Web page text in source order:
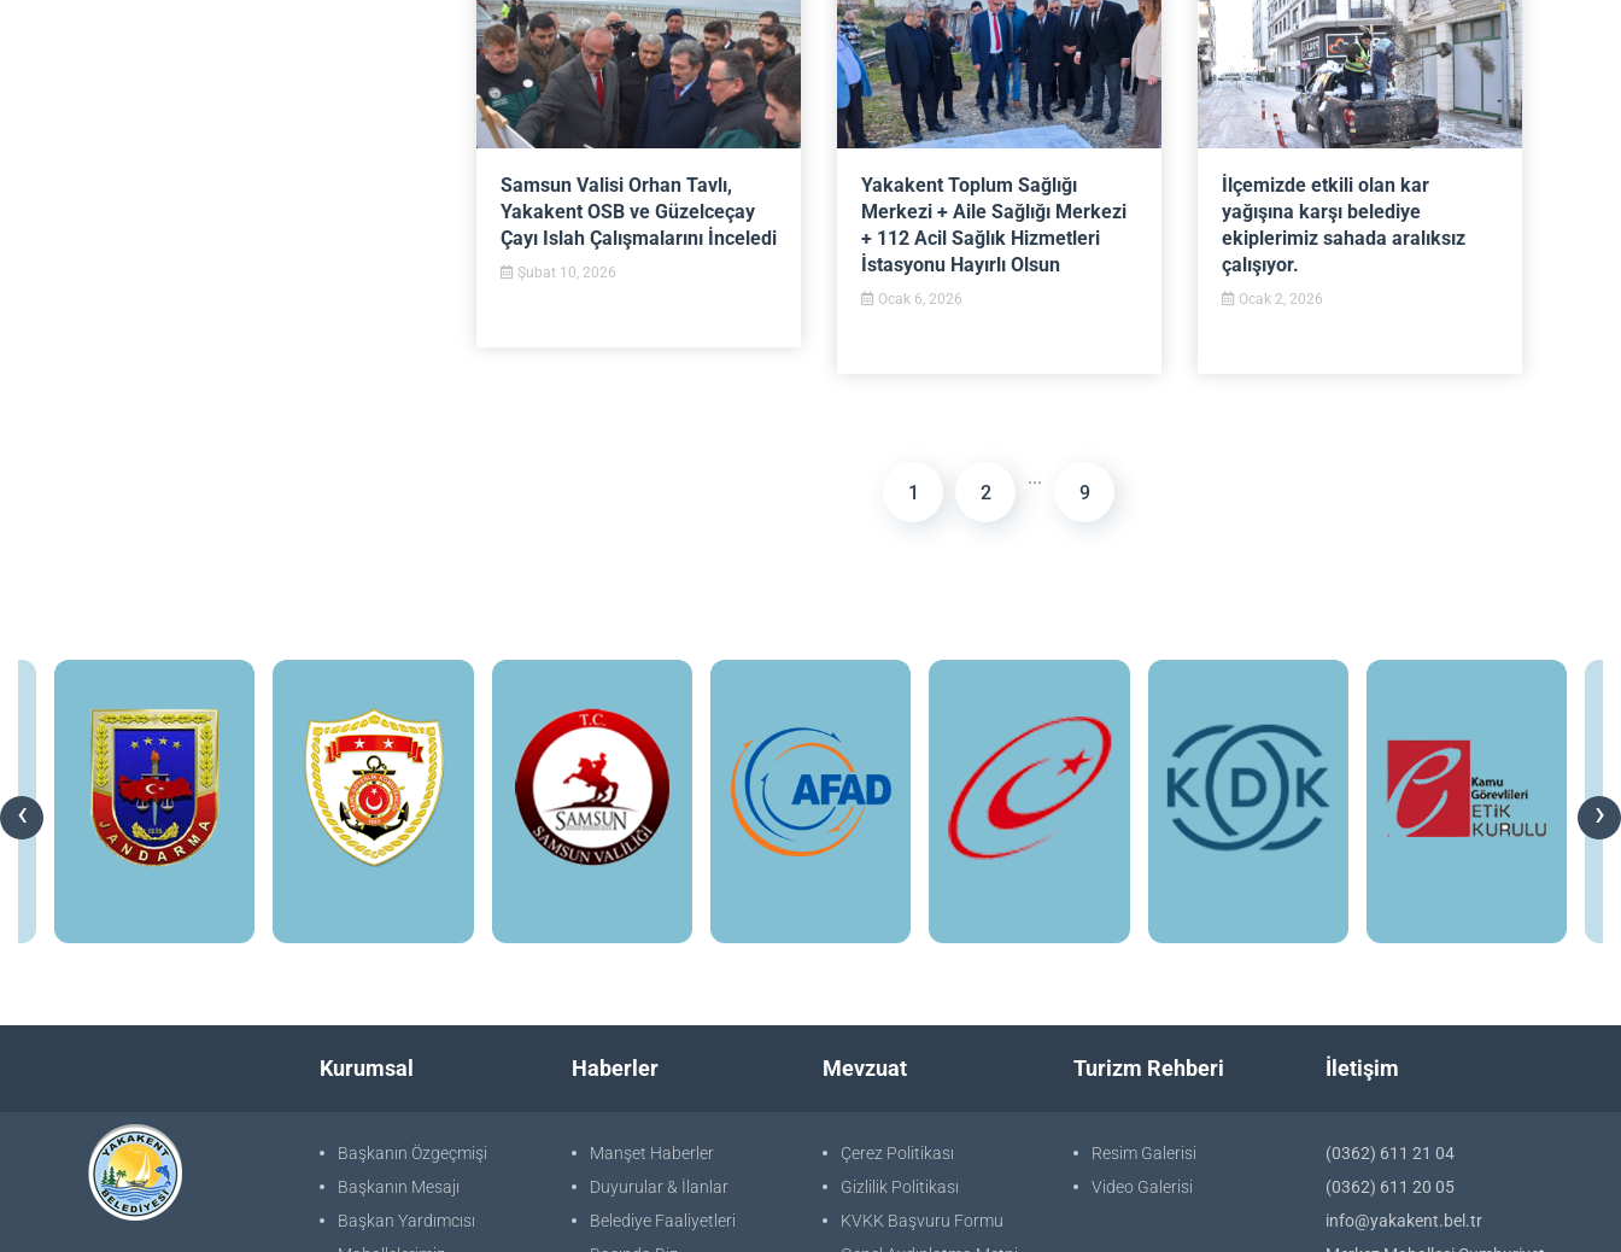
Samsun Valisi Orhan Tavlı,
Yakakent OSB ve Güzelceçay
Çayı Islah Çalışmalarını İnceledi
Şubat 10, 2026
Yakakent Toplum Sağlığı
Merkezi + Aile Sağlığı Merkezi
+ 112 Acil Sağlık Hizmetleri
İstasyonu Hayırlı Olsun
Ocak 6, 2026
İlçemizde etkili olan kar
yağışına karşı belediye
ekiplerimiz sahada aralıksız
çalışıyor.
Ocak 2, 2026
1 2
...
9
‹ ›
Kurumsal
Başkanın Özgeçmişi
Başkanın Mesajı
Başkan Yardımcısı
Haberler
Manşet Haberler
Duyurular & İlanlar
Belediye Faaliyetleri
Mevzuat
Çerez Politikası
Gizlilik Politikası
KVKK Başvuru Formu
Turizm Rehberi
Resim Galerisi
Video Galerisi
İletişim
(0362) 611 21 04
(0362) 611 20 05
info@yakakent.bel.tr